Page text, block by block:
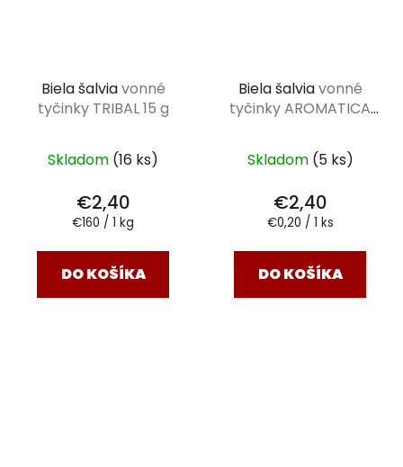
Biela šalviavonné
tyčinky TRIBAL 15 g
Skladom (16 ks)
€2,40
Jednotková
€160 / 1 kg
DO KOŠÍKA
Biela šalviavonné
tyčinky AROMATICA
Skladom (5 ks)
€2,40
Jednotková
€0,20 / 1 ks
DO KOŠÍKA